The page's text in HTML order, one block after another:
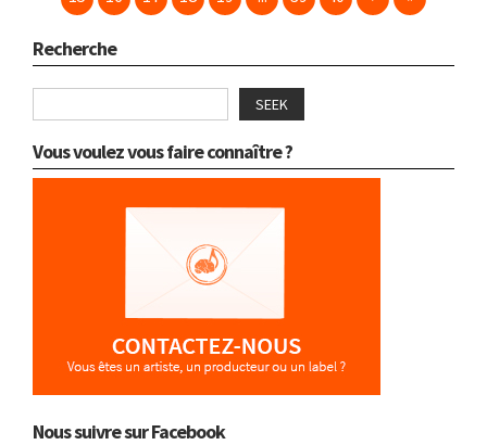
Recherche
SEEK
Vous voulez vous faire connaître ?
Nous suivre sur Facebook